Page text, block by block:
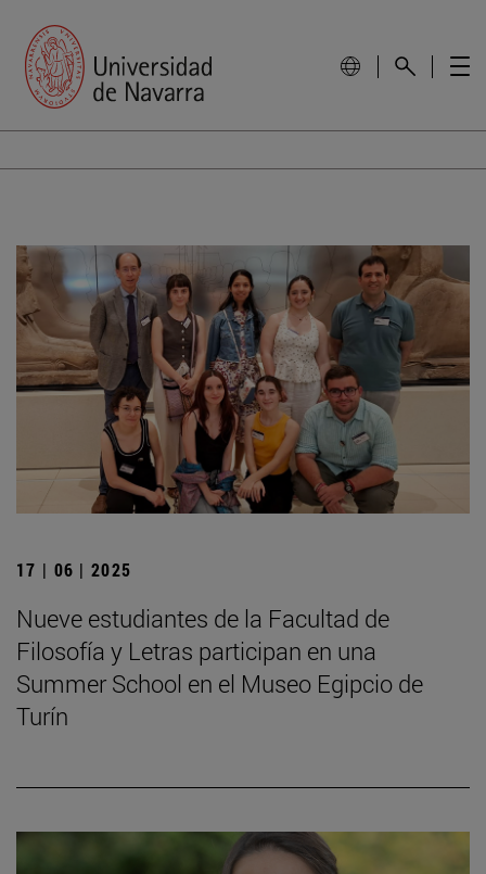
17 | 06 | 2025
Nueve estudiantes de la Facultad de
Filosofía y Letras participan en una
Summer School en el Museo Egipcio de
Turín